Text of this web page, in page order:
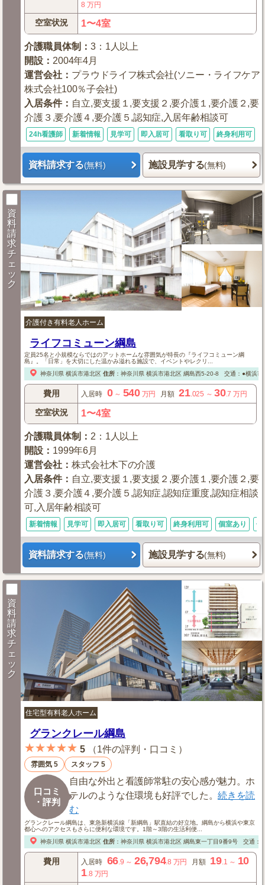
8 万円
空室状況 1〜4室
介護職員体制 ：3：1人以上
開設 ： 2004年4月
運営会社 ： プラウドライフ株式会社(ソニー・ライフケア
株式会社100％子会社)
入居条件： 自立,要支援１,要支援２,要介護１,要介護２,要
介護３,要介護４,要介護５,認知症,入居年齢相談可
24h看護師 新着情報 見学可 即入居可 看取り可 終身利用可
資料請求する(無料) 施設見学する(無料)
資
料
請
求
チ
ェ
ッ
ク
介護付き有料老人ホーム
ライフコミューン綱島
定員25名と小規模ならではのアットホームな雰囲気が特長の『ライフコミューン綱
島』。「日常」を大切にした温かみ溢れる施設で、イベントやレクリ...
神奈川県 横浜市港北区 住所： 神奈川県 横浜市港北区 綱島西5-20-8 交通：●横浜市
費用 入居時 0～ 540 万円 月額 21.025 ～30.7 万円
空室状況 1〜4室
介護職員体制 ： 2：1人以上
開設 ： 1999年6月
運営会社 ：株式会社木下の介護
入居条件： 自立,要支援１,要支援２,要介護１,要介護２,要
介護３,要介護４,要介護５,認知症,認知症重度,認知症相談
可,入居年齢相談可
新着情報 見学可 即入居可 看取り可 終身利用可 個室あり 体
資料請求する(無料) 施設見学する(無料)
資
料
請
求
チ
ェ
ッ
ク
住宅型有料老人ホーム
グランクレール綱島
★★★★★ 5 （1件の評判・口コミ ）
雰囲気 5 スタッフ 5
口コミ
・評判
自由な外出と看護師常駐の安心感が魅力。ホ
テルのような住環境も好評でした。続きを読
む
グランクレール綱島は、東急新横浜線「新綱島」駅直結の好立地。綱島から横浜や東京
都心へのアクセスもさらに便利な環境です。1階～3階の生活利便...
神奈川県 横浜市港北区 住所： 神奈川県 横浜市港北区綱島東一丁目9番9号 交通：
費用 入居時 66 .9 ～ 26,794.8 万円 月額 19.1 ～ 10
1 .8 万円